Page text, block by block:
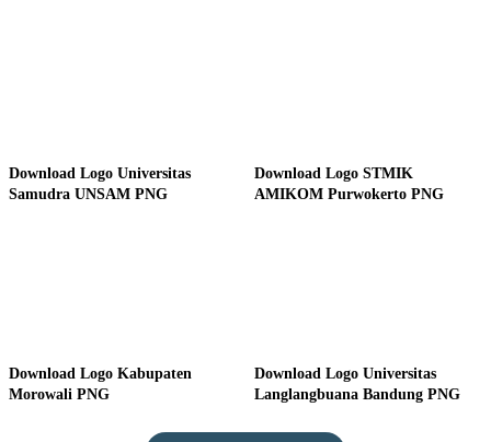
Download Logo Universitas
Samudra UNSAM PNG
Download Logo STMIK
AMIKOM Purwokerto PNG
Download Logo Kabupaten
Morowali PNG
Download Logo Universitas
Langlangbuana Bandung PNG